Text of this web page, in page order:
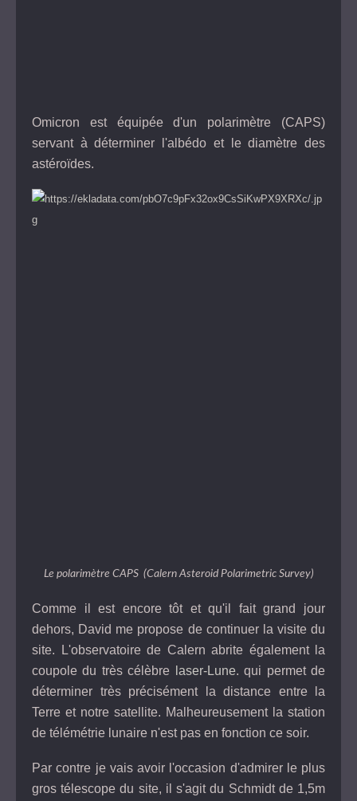
Omicron est équipée d'un polarimètre (CAPS)
servant à déterminer l'albédo et le diamètre des
astéroïdes.
Le polarimètre CAPS (Calern Asteroid Polarimetric Survey)
Comme il est encore tôt et qu'il fait grand jour
dehors, David me propose de continuer la visite du
site. L'observatoire de Calern abrite également la
coupole du très célèbre
laser-Lune. qui permet de
déterminer très précisément la distance entre la
Terre et notre satellite. Malheureusement la station
de télémétrie lunaire n'est pas en fonction ce soir.
Par contre je vais avoir l'occasion d'admirer le plus
gros télescope du site, il s'agit du Schmidt de 1,5m